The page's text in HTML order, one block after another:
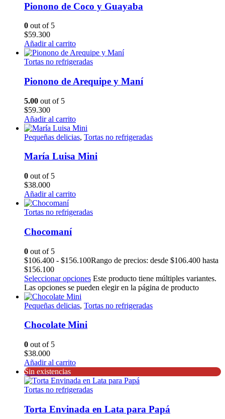
Pionono de Coco y Guayaba
0 out of 5
$59.300
Añadir al carrito
Tortas no refrigeradas
Pionono de Arequipe y Maní
5.00 out of 5
$59.300
Añadir al carrito
Pequeñas delicias, Tortas no refrigeradas
María Luisa Mini
0 out of 5
$38.000
Añadir al carrito
Tortas no refrigeradas
Chocomaní
0 out of 5
$106.400 - $156.100Rango de precios: desde $106.400 hasta
$156.100
Seleccionar opciones Este producto tiene múltiples variantes.
Las opciones se pueden elegir en la página de producto
Pequeñas delicias, Tortas no refrigeradas
Chocolate Mini
0 out of 5
$38.000
Añadir al carrito
Sin existencias
Tortas no refrigeradas
Torta Envinada en Lata para Papá